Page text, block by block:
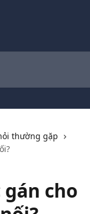
thường gặp
cho